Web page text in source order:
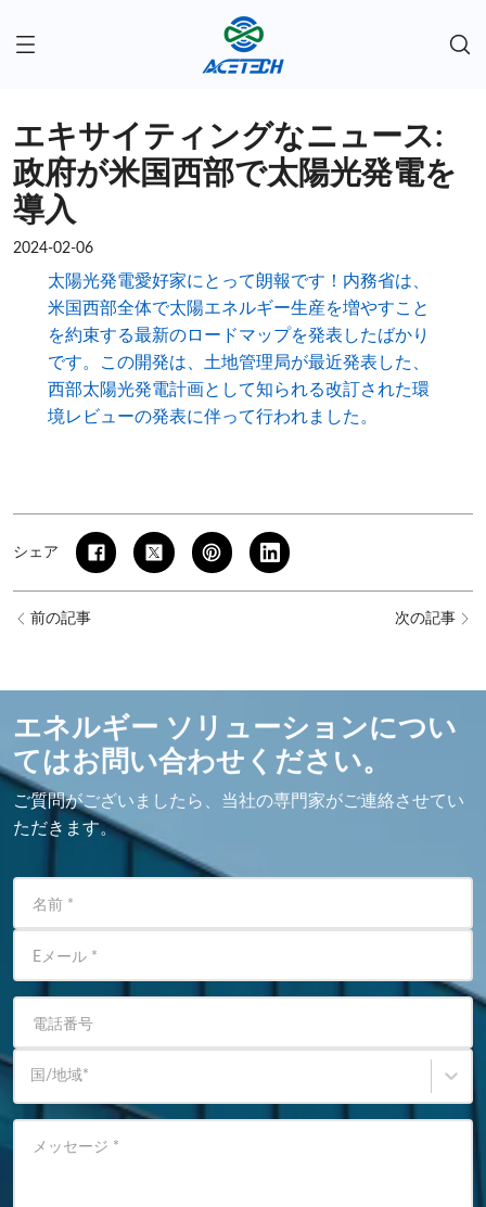
エキサイティングなニュース:
政府が米国西部で太陽光発電を
導入
2024-02-06
太陽光発電愛好家にとって朗報です！内務省は、
米国西部全体で太陽エネルギー生産を増やすこと
を約束する最新のロードマップを発表したばかり
です。この開発は、土地管理局が最近発表した、
西部太陽光発電計画として知られる改訂された環
境レビューの発表に伴って行われました。
シェア
前の記事 次の記事
エネルギー ソリューションについ
てはお問い合わせください。
ご質問がございましたら、当社の専門家がご連絡させてい
ただきます。
名前 *
Eメール *
電話番号
国/地域*
メッセージ *